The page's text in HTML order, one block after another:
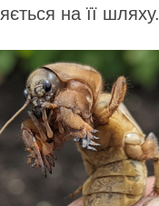
на її шляху.